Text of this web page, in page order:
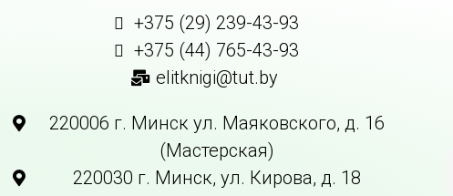
+375 (29) 239-43-93
+375 (44) 765-43-93
elitknigi@tut.by
220006 г. Минск ул. Маяковского, д. 16
(Мастерская)
220030 г. Минск, ул. Кирова, д. 18